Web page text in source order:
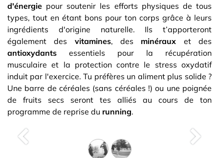
d'énergie pour soutenir les efforts physiques de tous
types, tout en étant bons pour ton corps grâce à leurs
ingrédients d'origine naturelle. Ils t’apporteront
également des vitamines, des minéraux et des
antioxydants essentiels pour la récupération
musculaire et la protection contre le stress oxydatif
induit par l'exercice. Tu préfères un aliment plus solide ?
Une barre de céréales (sans céréales !) ou une poignée
de fruits secs seront tes alliés au cours de ton
programme de reprise du running.
Précedent